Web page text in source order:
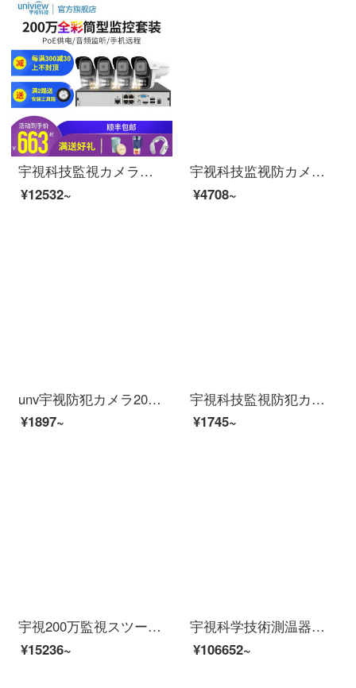
宇視科技監視カメラハードディスクレコーダセット200万POE電気供給夜間テレビフルカラー録音家庭用室外携帯電話ネットワーク遠隔監視装置4番カメラセット（フルカラー＋録音）はハードディスクが含まれていません。
¥12532~
宇视科技监视防カメラpoe供给1080 Pイーンテイネコード监视防犯カミラ屋外ワイヤード防水ビデオカラ赤外线夜間500万円鲜金ピント4 mm
¥4708~
unv宇视防犯カメラ200万300万POE供给H.265 HD室外防水イルタネネットビデオビデオデコで赤外線夜間テレビ50メートル300万オーストリアIPC 233-APF 4 mmを监视します。
¥1897~
宇視科技監視防犯カメラ200万HDDPOE給電ラインネリングトでビディオカメラ200万HD焦点距離6 mm
¥1745~
宇視200万監視スツー装置イーンテーネットHD 4路8路16路監視防犯カメラ室外モネータ家庭用ワンヤレスpoe防水夜間テレビ商用設置サービス（防犯カメラを除く）5つの防犯カメハメスツー（500万高級版）
¥15236~
宇視科学技術測温器人体测温面测温侵犯カメラ视认测温防疫方案2：人面测温检查门禁（立柱を含む）
¥106652~